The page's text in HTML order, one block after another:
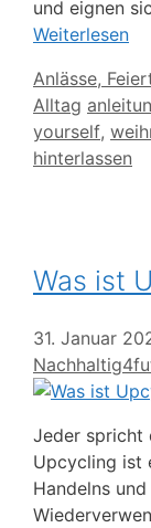
und eignen
Weiterlesen
Kategorien
Anlässe,
Alltag
yourself,
hinterlassen
Was ist
31. Januar
Jeder spricht
Upcycling ist
Handelns